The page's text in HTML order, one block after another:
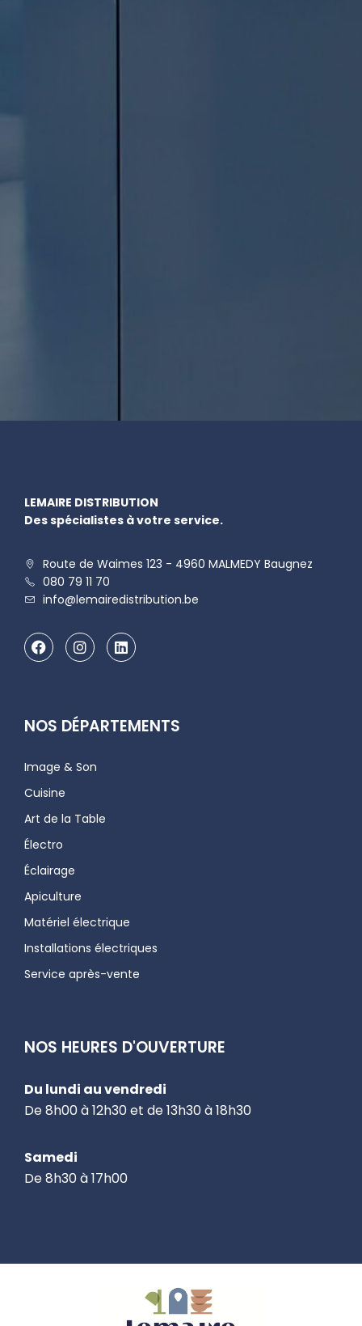
LEMAIRE DISTRIBUTION
Des spécialistes à votre service.
Route de Waimes 123 - 4960 MALMEDY Baugnez
080 79 11 70
info@lemairedistribution.be
NOS DÉPARTEMENTS
Image & Son
Cuisine
Art de la Table
Électro
Éclairage
Apiculture
Matériel électrique
Installations électriques
Service après-vente
NOS HEURES D'OUVERTURE
Du lundi au vendredi
De 8h00 à 12h30 et de 13h30 à 18h30
Samedi
De 8h30 à 17h00